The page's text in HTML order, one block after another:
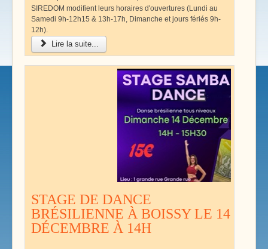
SIREDOM modifient leurs horaires d'ouvertures (Lundi au
Samedi 9h-12h15 & 13h-17h, Dimanche et jours fériés 9h-
12h).
Lire la suite...
STAGE DE DANCE
BRÉSILIENNE À BOISSY LE 14
DÉCEMBRE À 14H